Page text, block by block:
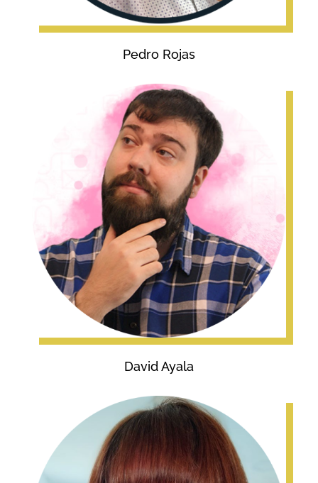
Pedro Rojas
David Ayala